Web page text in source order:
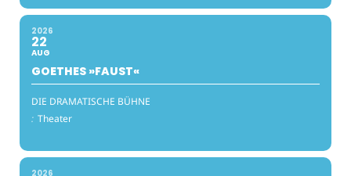
2026
22
AUG
GOETHES »FAUST«
DIE DRAMATISCHE BÜHNE
: Theater
2026